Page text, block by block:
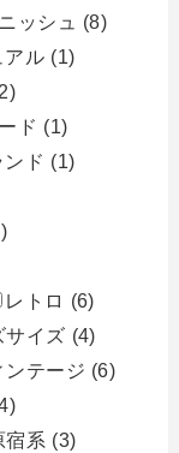
ッシュ
(8)
アル (1)
ド (1)
ド (1)
レトロ (6)
サイズ (4)
ンテージ (6)
宿系 (3)